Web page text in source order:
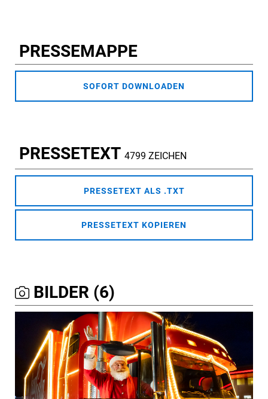
PRESSEMAPPE
SOFORT DOWNLOADEN
PRESSETEXT 4799 ZEICHEN
PRESSETEXT ALS .TXT
PRESSETEXT KOPIEREN
BILDER (6)